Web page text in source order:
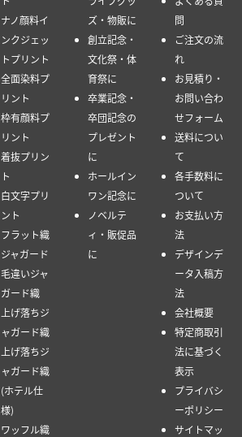
ナノ顔料イ
ンクジェッ
トプリント
全面染料プ
リント
枠有顔料プ
リント
着抜プリン
ト
白文字プリ
ント
フラット織
ジャガード
毛違いジャ
ガード織
上げ落ちジ
ャガード織
上げ落ちジ
ャガード織
(ホテル仕
様)
ワッフル織
ズ・物販に
創立記念・
文化祭・体
育祭に
卒業記念・
卒団記念の
プレゼント
に
ホールイン
ワン記念に
ノベルテ
ィ・販促品
に
問
ご注文の流
れ
お見積り・
お問い合わ
せフォーム
送料につい
て
各手数料に
ついて
お支払い方
法
デザインデ
ータ入稿方
法
会社概要
特定商取引
法に基づく
表示
プライバシ
ーポリシー
サイトマッ